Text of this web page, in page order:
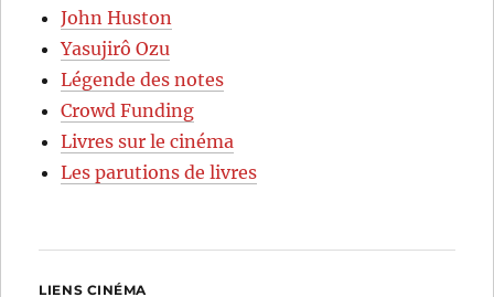
John Huston
Yasujirô Ozu
Légende des notes
Crowd Funding
Livres sur le cinéma
Les parutions de livres
LIENS CINÉMA